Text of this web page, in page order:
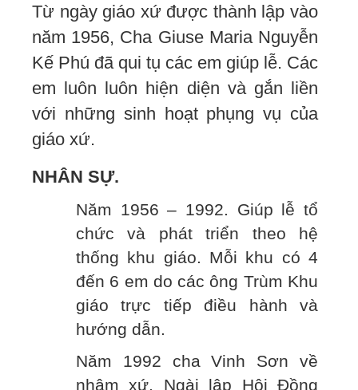
Từ ngày giáo xứ được thành lập vào
năm 1956, Cha Giuse Maria Nguyễn
Kế Phú đã qui tụ các em giúp lễ. Các
em luôn luôn hiện diện và gắn liền
với những sinh hoạt phụng vụ của
giáo xứ.
NHÂN SỰ.
Năm 1956 – 1992. Giúp lễ tổ
chức và phát triển theo hệ
thống khu giáo. Mỗi khu có 4
đến 6 em do các ông Trùm Khu
giáo trực tiếp điều hành và
hướng dẫn.
Năm 1992 cha Vinh Sơn về
nhậm xứ, Ngài lập Hội Đồng